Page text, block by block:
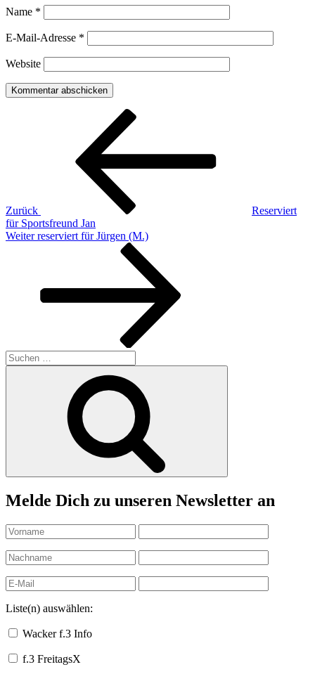
Name *
E-Mail-Adresse *
Website
Beitragsnavigation
Zurück
Reserviert
für Sportsfreund Jan
Nächster
Weiter reserviert für Jürgen (M.)
Suchen
nach:
Melde Dich zu unseren Newsletter an
Liste(n) auswählen:
Wacker f.3 Info
f.3 FreitagsX